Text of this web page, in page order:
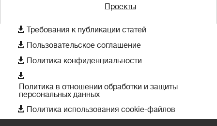
Проекты
 Требования к публикации статей
 Пользовательское соглашение
 Политика конфиденциальности

Политика в отношении обработки и защиты
персональных данных
 Политика использования cookie-файлов